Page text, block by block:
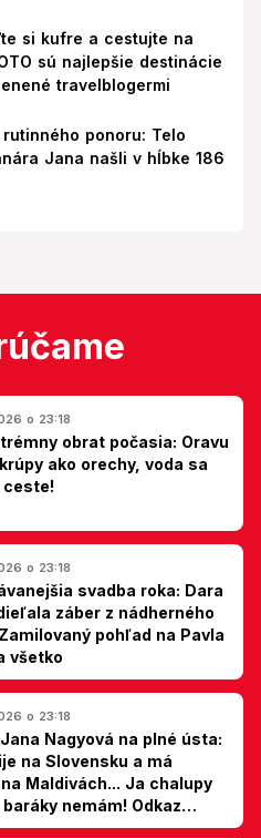
si kufre a cestujte na
sú najlepšie destinácie
travelblogermi
ponoru: Telo
Jana našli v hĺbke 186
o 23:18
obrat počasia: Oravu
ako orechy, voda sa
ceste!
o 23:18
svadba roka: Dara
záber z nádherného
pohľad na Pavla
všetko
o 23:18
Nagyová na plné ústa:
na Slovensku a má
Maldivách... Ja chalupy
nemám! Odkaz